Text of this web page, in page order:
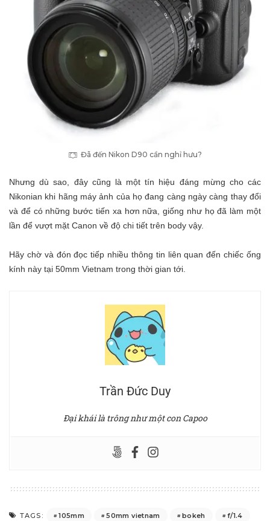
Đã đến Nikon D90 cần nghỉ hưu?
Nhưng dù sao, đây cũng là một tín hiệu đáng mừng cho các
Nikonian khi hãng máy ảnh của họ đang càng ngày càng thay đổi
và để có những bước tiến xa hơn nữa, giống như họ đã làm một
lần để vượt mặt Canon về độ chi tiết trên body vậy.
Hãy chờ và đón đọc tiếp nhiều thông tin liên quan đến chiếc ống
kính này tại 50mm Vietnam trong thời gian tới.
Trần Đức Duy
Đại khái là trông như một con Capoo
TAGS: 105mm 50mm vietnam bokeh
f/1.4